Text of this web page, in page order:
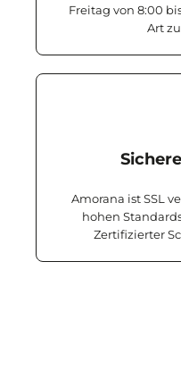
Freitag von 8:00
Art
Amorana ist SSL
hohen
Zertifizierter